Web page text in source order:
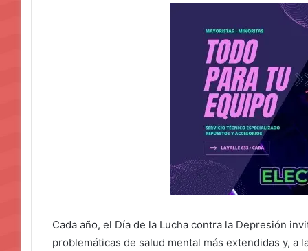
Cada año, el Día de la Lucha contra la Depresión
problemáticas de salud mental más extendidas y, a